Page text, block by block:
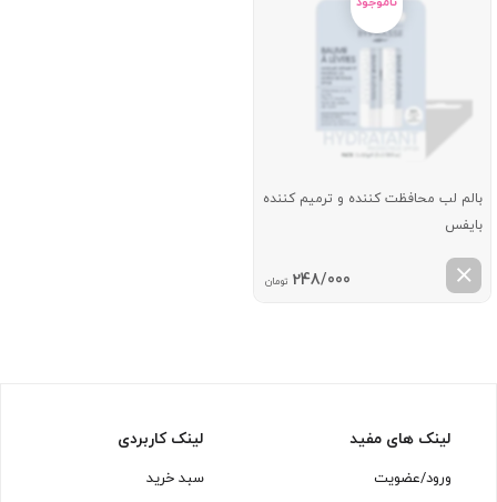
بالم لب محافظت کننده و ترمیم کننده
بایفس
248/000 تومان
لینک های مفید
ورود/عضویت
لینک کاربردی
سبد خرید